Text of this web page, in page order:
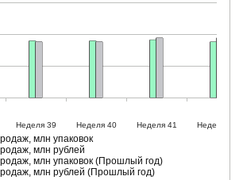
млн упаковок
млн рублей
млн упаковок (Прошлый год)
млн рублей (Прошлый год)